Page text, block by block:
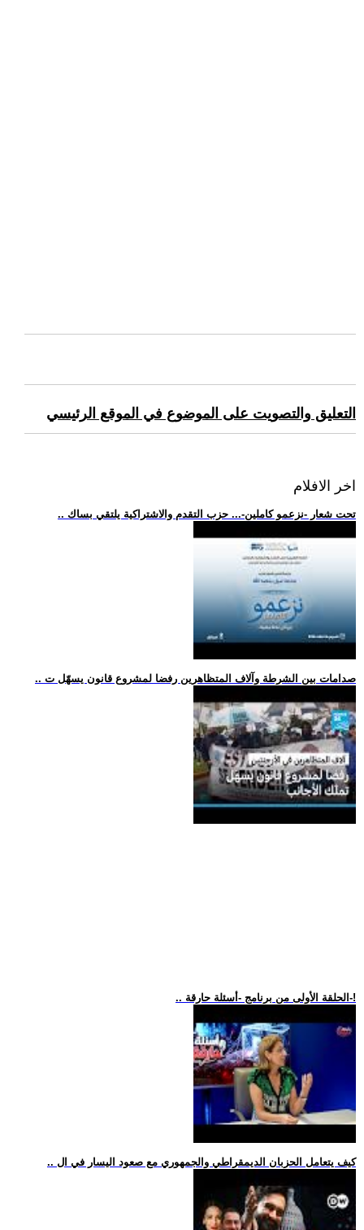
التعليق والتصويت على الموضوع في الموقع الرئيسي
اخر الافلام
.. تحت شعار -نزعمو كاملين-... حزب التقدم والاشتراكية يلتقي بساك
.. صدامات بين الشرطة وآلاف المتظاهرين رفضا لمشروع قانون يسهّل ت
.. الحلقة الأولى من برنامج -أسئلة حارقة-!
.. كيف يتعامل الحزبان الديمقراطي والجمهوري مع صعود اليسار في ال